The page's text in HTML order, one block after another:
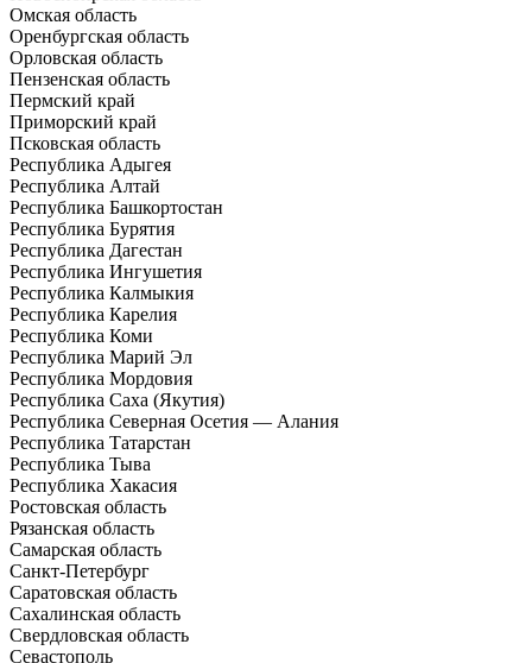
Омская область
Оренбургская область
Орловская область
Пензенская область
Пермский край
Приморский край
Псковская область
Республика Адыгея
Республика Алтай
Республика Башкортостан
Республика Бурятия
Республика Дагестан
Республика Ингушетия
Республика Калмыкия
Республика Карелия
Республика Коми
Республика Марий Эл
Республика Мордовия
Республика Саха (Якутия)
Республика Северная Осетия — Алания
Республика Татарстан
Республика Тыва
Республика Хакасия
Ростовская область
Рязанская область
Самарская область
Санкт-Петербург
Саратовская область
Сахалинская область
Свердловская область
Севастополь